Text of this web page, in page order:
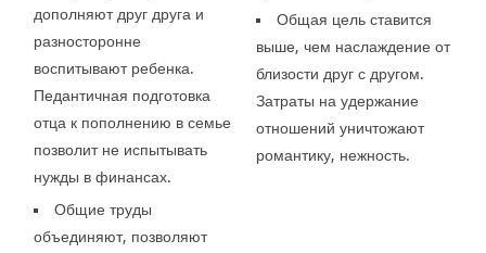
дополняют друг друга и
разносторонне
воспитывают ребенка.
Педантичная подготовка
отца к пополнению в семье
позволит не испытывать
нужды в финансах.
Общие труды
объединяют, позволяют
Общая цель ставится
выше, чем наслаждение от
близости друг с другом.
Затраты на удержание
отношений уничтожают
романтику, нежность.